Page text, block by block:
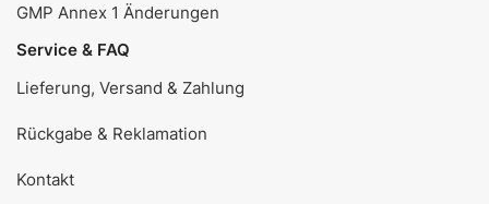
GMP Annex 1 Änderungen
Service & FAQ
Lieferung, Versand & Zahlung
Rückgabe & Reklamation
Kontakt